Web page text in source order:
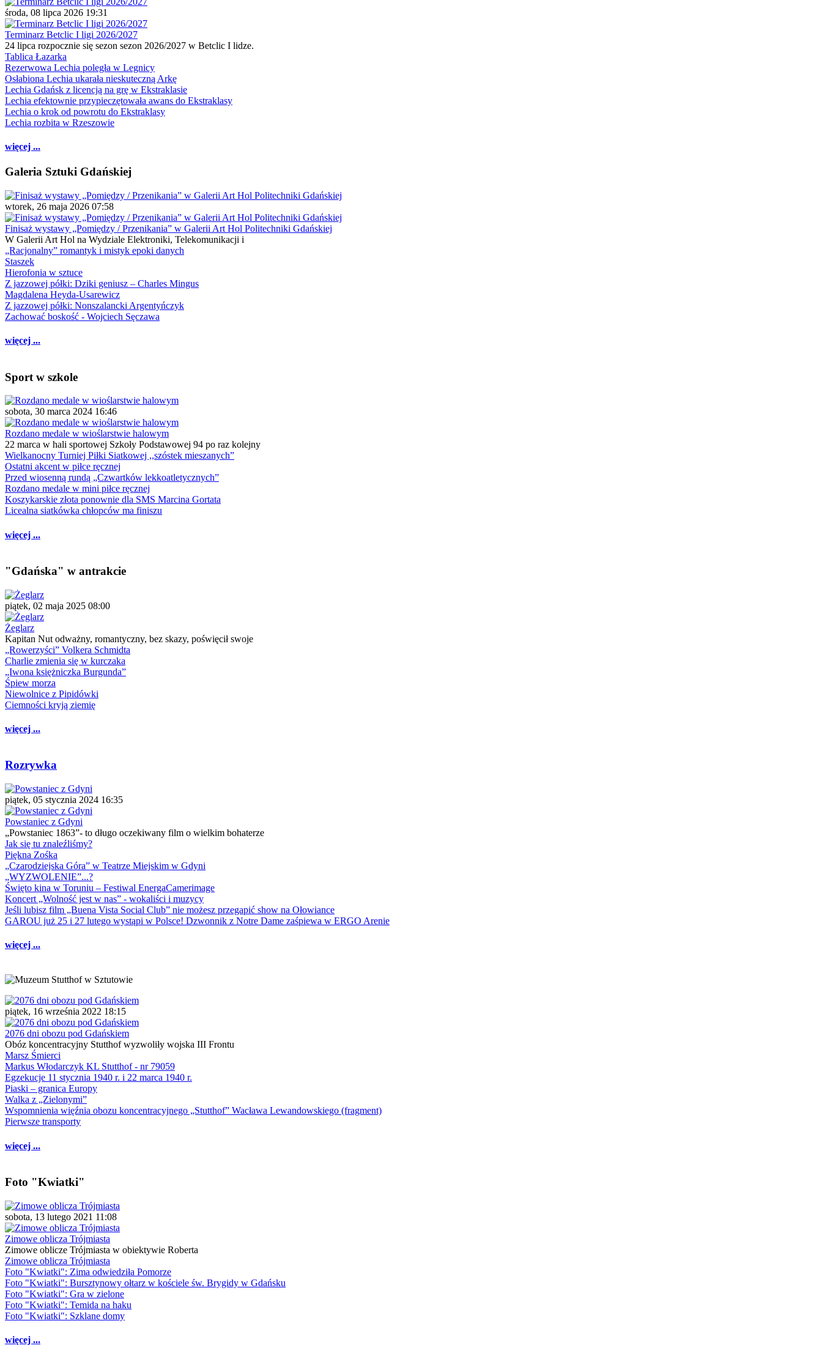
środa, 08 lipca 2026 19:31
Terminarz Betclic I ligi 2026/2027
24 lipca rozpocznie się sezon sezon 2026/2027 w Betclic I lidze.
Tablica Łazarka
Rezerwowa Lechia poległa w Legnicy
Osłabiona Lechia ukarała nieskuteczną Arkę
Lechia Gdańsk z licencją na grę w Ekstraklasie
Lechia efektownie przypieczętowała awans do Ekstraklasy
Lechia o krok od powrotu do Ekstraklasy
Lechia rozbita w Rzeszowie
więcej ...
Galeria Sztuki Gdańskiej
wtorek, 26 maja 2026 07:58
Finisaż wystawy „Pomiędzy / Przenikania” w Galerii Art Hol Politechniki Gdańskiej
W Galerii Art Hol na Wydziale Elektroniki, Telekomunikacji i
„Racjonalny” romantyk i mistyk epoki danych
Staszek
Hierofonia w sztuce
Z jazzowej półki: Dziki geniusz – Charles Mingus
Magdalena Heyda-Usarewicz
Z jazzowej półki: Nonszalancki Argentyńczyk
Zachować boskość - Wojciech Sęczawa
więcej ...
Sport w szkole
sobota, 30 marca 2024 16:46
Rozdano medale w wioślarstwie halowym
22 marca w hali sportowej Szkoły Podstawowej 94 po raz kolejny
Wielkanocny Turniej Piłki Siatkowej ,,szóstek mieszanych”
Ostatni akcent w piłce ręcznej
Przed wiosenną rundą „Czwartków lekkoatletycznych”
Rozdano medale w mini piłce ręcznej
Koszykarskie złota ponownie dla SMS Marcina Gortata
Licealna siatkówka chłopców ma finiszu
więcej ...
"Gdańska" w antrakcie
piątek, 02 maja 2025 08:00
Żeglarz
Kapitan Nut odważny, romantyczny, bez skazy, poświęcił swoje
„Rowerzyści” Volkera Schmidta
Charlie zmienia się w kurczaka
„Iwona księżniczka Burgunda”
Śpiew morza
Niewolnice z Pipidówki
Ciemności kryją ziemię
więcej ...
Rozrywka
piątek, 05 stycznia 2024 16:35
Powstaniec z Gdyni
„Powstaniec 1863”- to długo oczekiwany film o wielkim bohaterze
Jak się tu znaleźliśmy?
Piękna Zośka
„Czarodziejska Góra” w Teatrze Miejskim w Gdyni
„WYZWOLENIE”...?
Święto kina w Toruniu – Festiwal EnergaCamerimage
Koncert „Wolność jest w nas” - wokaliści i muzycy
Jeśli lubisz film „Buena Vista Social Club” nie możesz przegapić show na Ołowiance
GAROU już 25 i 27 lutego wystąpi w Polsce! Dzwonnik z Notre Dame zaśpiewa w ERGO Arenie
więcej ...
piątek, 16 września 2022 18:15
2076 dni obozu pod Gdańskiem
Obóz koncentracyjny Stutthof wyzwoliły wojska III Frontu
Marsz Śmierci
Markus Włodarczyk KL Stutthof - nr 79059
Egzekucje 11 stycznia 1940 r. i 22 marca 1940 r.
Piaski – granica Europy
Walka z „Zielonymi”
Wspomnienia więźnia obozu koncentracyjnego „Stutthof” Wacława Lewandowskiego (fragment)
Pierwsze transporty
więcej ...
Foto "Kwiatki"
sobota, 13 lutego 2021 11:08
Zimowe oblicza Trójmiasta
Zimowe oblicze Trójmiasta w obiektywie Roberta
Zimowe oblicza Trójmiasta
Foto "Kwiatki": Zima odwiedziła Pomorze
Foto "Kwiatki": Bursztynowy ołtarz w kościele św. Brygidy w Gdańsku
Foto "Kwiatki": Gra w zielone
Foto "Kwiatki": Temida na haku
Foto "Kwiatki": Szklane domy
więcej ...